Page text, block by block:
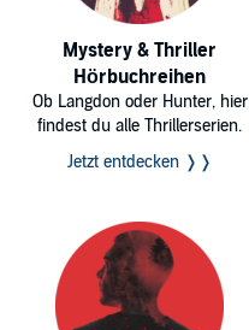
Mystery & Thriller
Hörbuchreihen
Ob Langdon oder Hunter, hier
findest du alle Thrillerserien.
Jetzt entdecken ❭❭